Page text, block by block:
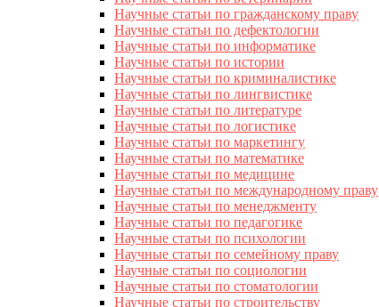
Научные статьи по гражданскому праву
Научные статьи по дефектологии
Научные статьи по информатике
Научные статьи по истории
Научные статьи по криминалистике
Научные статьи по лингвистике
Научные статьи по литературе
Научные статьи по логистике
Научные статьи по маркетингу
Научные статьи по математике
Научные статьи по медицине
Научные статьи по международному праву
Научные статьи по менеджменту
Научные статьи по педагогике
Научные статьи по психологии
Научные статьи по семейному праву
Научные статьи по социологии
Научные статьи по стоматологии
Научные статьи по строительству